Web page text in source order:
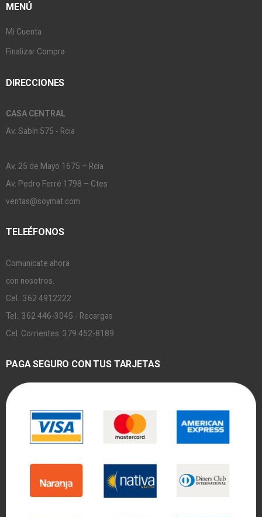
MENÚ
Mi Cuenta
Finalizar Compra
DIRECCIONES
CASA CENTRAL
Av. Sabín 575 - Rcia
Av. 25 de Mayo 1675 – Rcia
Av. Pedro Ferré 1798 – Ctes
ventas@soymat.com
TELEÉFONOS
Comunicate ahora
con nosotros.
Cel.: 362 4912222
Tel.: 362 446-3045 - Recargas
Cel. Corrientes: 379 452-8189
PAGA SEGURO CON TUS TARJETAS